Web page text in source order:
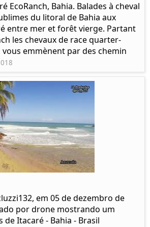
EcoRanch, Bahia. Balades à cheval
du litoral de Bahia aux
entre mer et forêt vierge. Partant
les chevaux de race quarter-
emmènent par des chemin
em 05 de dezembro de
por drone mostrando um
de Itacaré - Bahia - Brasil